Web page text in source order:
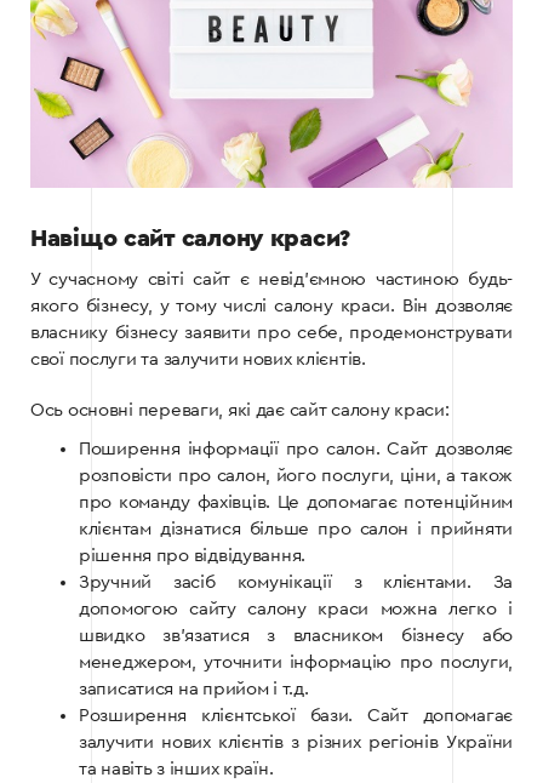
Навіщо сайт салону краси?
У сучасному світі сайт є невід’ємною частиною будь-
якого бізнесу, у тому числі салону краси. Він дозволяє
власнику бізнесу заявити про себе, продемонструвати
свої послуги та залучити нових клієнтів.
Ось основні переваги, які дає сайт салону краси:
Поширення інформації про салон. Сайт дозволяє
розповісти про салон, його послуги, ціни, а також
про команду фахівців. Це допомагає потенційним
клієнтам дізнатися більше про салон і прийняти
рішення про відвідування.
Зручний засіб комунікації з клієнтами. За
допомогою сайту салону краси можна легко і
швидко зв’язатися з власником бізнесу або
менеджером, уточнити інформацію про послуги,
записатися на прийом і т.д.
Розширення клієнтської бази. Сайт допомагає
залучити нових клієнтів з різних регіонів України
та навіть з інших країн.